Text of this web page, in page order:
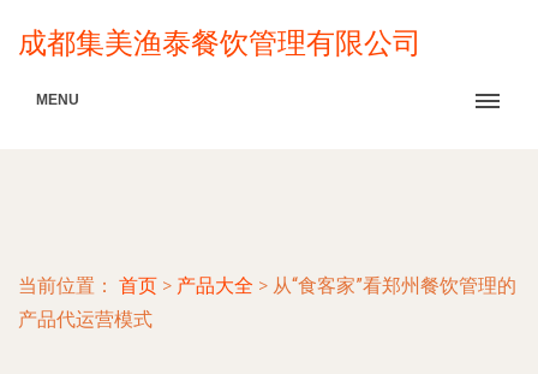
成都集美渔泰餐饮管理有限公司
MENU
当前位置： 首页 > 产品大全 > 从“食客家”看郑州餐饮管理的
产品代运营模式